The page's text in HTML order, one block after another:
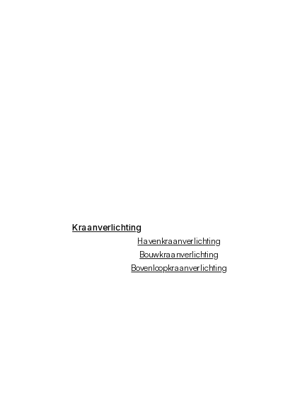
Kraanverlichting
Havenkraanverlichting
Bouwkraanverlichting
Bovenloopkraanverlichting